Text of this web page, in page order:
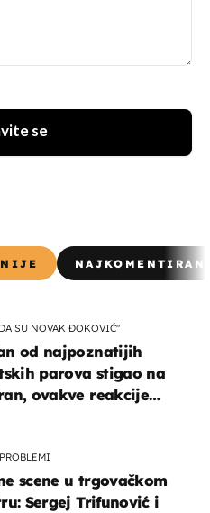
se
SU NOVAK ĐOKOVIĆ"
od najpoznatijih
parova stigao na
ovakve reakcije
scene u trgovačkom
Sergej Trifunović i